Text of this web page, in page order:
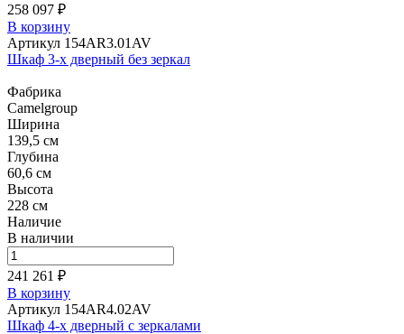
258 097 ₽
В корзину
Артикул 154AR3.01AV
Шкаф 3-х дверный без зеркал
Фабрика
Camelgroup
Ширина
139,5 см
Глубина
60,6 см
Высота
228 см
Наличие
В наличии
241 261 ₽
В корзину
Артикул 154AR4.02AV
Шкаф 4-х дверный с зеркалами